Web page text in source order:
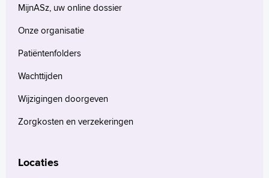
MijnASz, uw online dossier
Onze organisatie
Patiëntenfolders
Wachttijden
Wijzigingen doorgeven
Zorgkosten en verzekeringen
Locaties